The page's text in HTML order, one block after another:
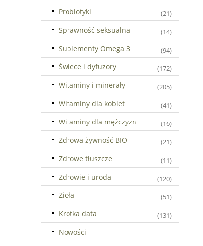
Probiotyki (21)
Sprawność seksualna (14)
Suplementy Omega 3 (94)
Świece i dyfuzory (172)
Witaminy i minerały (205)
Witaminy dla kobiet (41)
Witaminy dla mężczyzn (16)
Zdrowa żywność BIO (21)
Zdrowe tłuszcze (11)
Zdrowie i uroda (120)
Zioła (51)
Krótka data (131)
Nowości